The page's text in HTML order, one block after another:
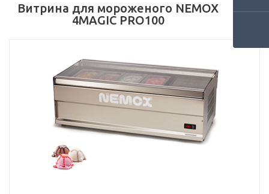
Витрина для мороженого NEMOX
4MAGIC PRO100